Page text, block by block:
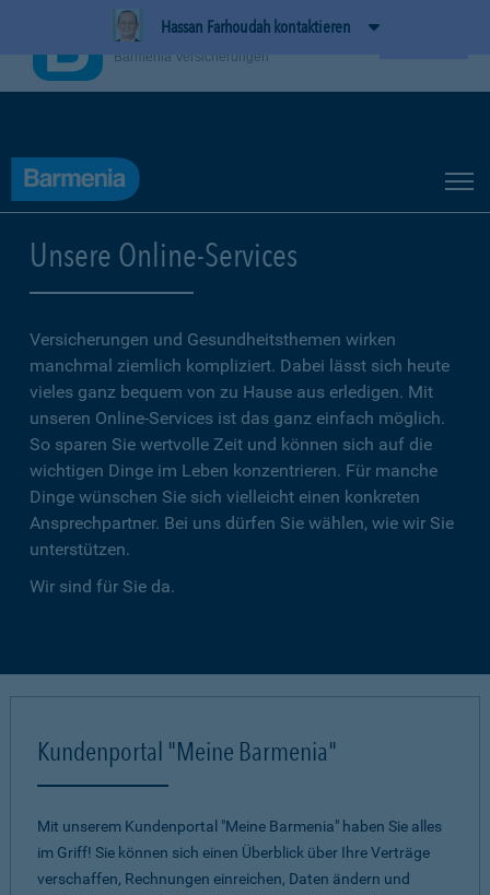
Hassan Farhoudah kontaktieren
Unsere Online-Services
Versicherungen und Gesundheitsthemen wirken
manchmal ziemlich kompliziert. Dabei lässt sich heute
vieles ganz bequem von zu Hause aus erledigen. Mit
unseren Online-Services ist das ganz einfach möglich.
So sparen Sie wertvolle Zeit und können sich auf die
wichtigen Dinge im Leben konzentrieren. Für manche
Dinge wünschen Sie sich vielleicht einen konkreten
Ansprechpartner. Bei uns dürfen Sie wählen, wie wir Sie
unterstützen.
Wir sind für Sie da.
Kundenportal "Meine Barmenia"
Mit unserem Kundenportal "Meine Barmenia" haben Sie alles
im Griff! Sie können sich einen Überblick über Ihre Verträge
verschaffen, Rechnungen einreichen, Daten ändern und
BarmeniaApp
Barmenia Versicherungen